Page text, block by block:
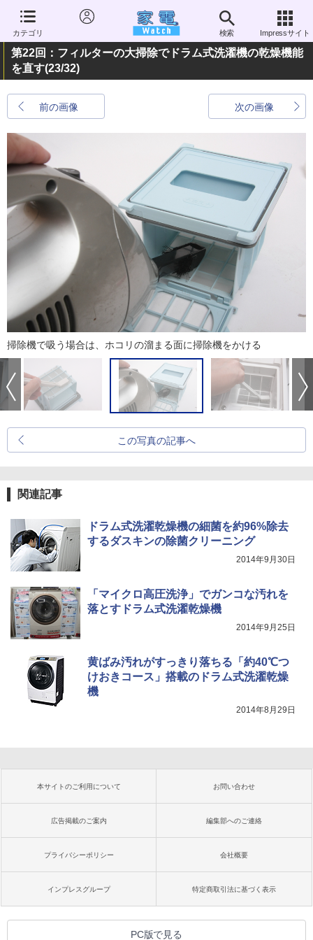
カテゴリ 検索 Impressサイト
第22回：フィルターの大掃除でドラム式洗濯機の乾燥機能
を直す(23/32)
前の画像 次の画像
掃除機で吸う場合は、ホコリの溜まる面に掃除機をかける
この写真の記事へ
関連記事
ドラム式洗濯乾燥機の細菌を約96%除去
するダスキンの除菌クリーニング
2014年9月30日
「マイクロ高圧洗浄」でガンコな汚れを
落とすドラム式洗濯乾燥機
2014年9月25日
黄ばみ汚れがすっきり落ちる「約40℃つ
けおきコース」搭載のドラム式洗濯乾燥
機
2014年8月29日
本サイトのご利用について お問い合わせ
広告掲載のご案内 編集部へのご連絡
プライバシーポリシー 会社概要
インプレスグループ 特定商取引法に基づく表示
PC版で見る